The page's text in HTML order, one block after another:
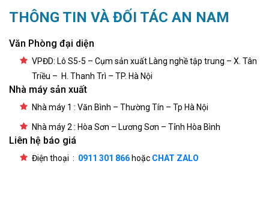
THÔNG TIN VÀ ĐỐI TÁC AN NAM
Văn Phòng đại diện
VPĐD: Lô S5-5 – Cụm sản xuất Làng nghề tập trung – X. Tân
Triều – H. Thanh Trì – TP. Hà Nội
Nhà máy sản xuất
Nhà máy 1 : Văn Bình – Thường Tín – Tp Hà Nội
Nhà máy 2 : Hòa Sơn – Lương Sơn – Tỉnh Hòa Bình
Liên hệ báo giá
Điện thoại : 0911 301 866 hoặc CHAT ZALO